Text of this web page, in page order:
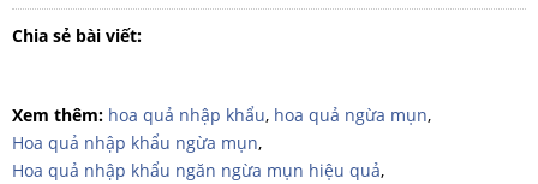
Chia sẻ bài viết:
Xem thêm: hoa quả nhập khẩu, hoa quả ngừa mụn,
Hoa quả nhập khẩu ngừa mụn,
Hoa quả nhập khẩu ngăn ngừa mụn hiệu quả,